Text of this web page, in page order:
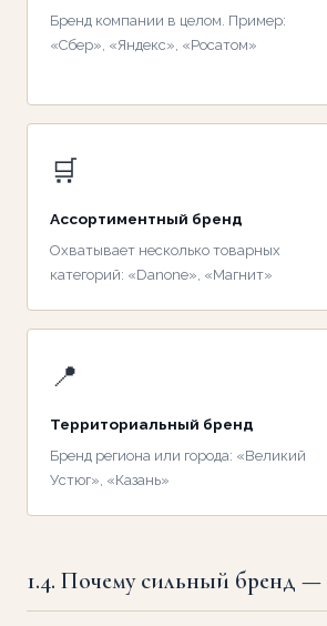
Бренд компании в целом. Пример:
«Сбер», «Яндекс», «Росатом»
🛒
Ассортиментный бренд
Охватывает несколько товарных
категорий: «Danone», «Магнит»
📍
Территориальный бренд
Бренд региона или города: «Великий
Устюг», «Казань»
1.4. Почему сильный бренд